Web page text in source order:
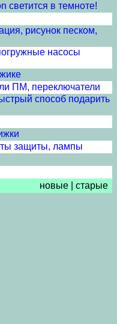
светится в темноте!
рисунок песком,
насосы
ПМ, переключатели
способ подарить
защиты, лампы
новые старые